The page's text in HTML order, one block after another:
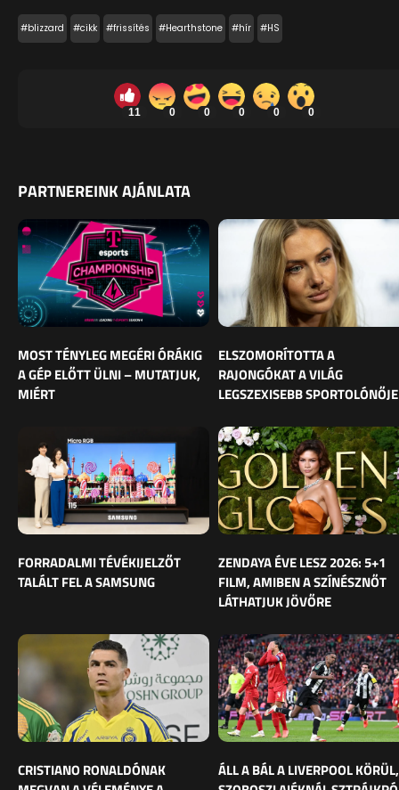
#blizzard #cikk #frissítés #Hearthstone #hír #HS
11 0 0 0 0 0
PARTNEREINK AJÁNLATA
MOST TÉNYLEG MEGÉRI ÓRÁKIG
A GÉP ELŐTT ÜLNI – MUTATJUK,
MIÉRT
ELSZOMORÍTOTTA A
RAJONGÓKAT A VILÁG
LEGSZEXISEBB SPORTOLÓNŐJE
FORRADALMI TÉVÉKIJELZŐT
TALÁLT FEL A SAMSUNG
ZENDAYA ÉVE LESZ 2026: 5+1
FILM, AMIBEN A SZÍNÉSZNŐT
LÁTHATJUK JÖVŐRE
CRISTIANO RONALDÓNAK
ÁLL A BÁL A LIVERPOOL KÖRÜL,